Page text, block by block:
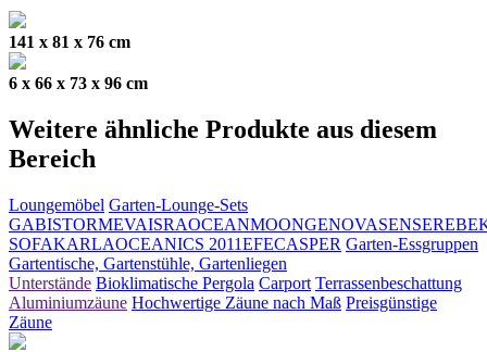
141 x 81 x 76 cm
6 x 66 x 73 x 96 cm
Weitere ähnliche Produkte aus diesem
Bereich
Loungemöbel Garten-Lounge-Sets
GABISTORMEVAISRAOCEANMOONGENOVASENSE
SOFAKARLAOCEANICS 2011EFECASPER Garten-Essgruppen
Gartentische, Gartenstühle, Gartenliegen
Unterstände Bioklimatische Pergola Carport Terrassenbeschattung
Aluminiumzäune Hochwertige Zäune nach Maß Preisgünstige
Zäune